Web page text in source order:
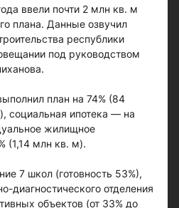
ввели почти 2 млн кв. м
плана. Данные озвучил
республики
под руководством
план на 74% (84
социальная ипотека — на
жилищное
(1,14 млн кв. м).
7 школ (готовность 53%),
диагностического отделения
объектов (от 33% до